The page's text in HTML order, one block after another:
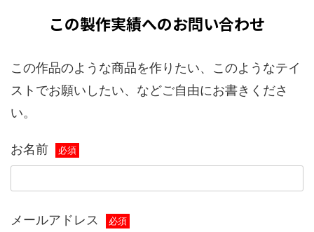
この製作実績へのお問い合わせ
この作品のような商品を作りたい、このようなテイ
ストでお願いしたい、などご自由にお書きくださ
い。
お名前 必須
メールアドレス 必須